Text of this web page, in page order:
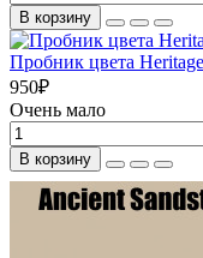
В корзину
Пробник цвета
950₽
Очень мало
В корзину